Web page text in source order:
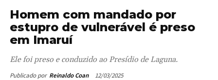
Homem com mandado por
estupro de vulnerável é preso
em Imaruí
Ele foi preso e conduzido ao Presídio de Laguna.
Publicado por Reinaldo Coan 12/03/2025